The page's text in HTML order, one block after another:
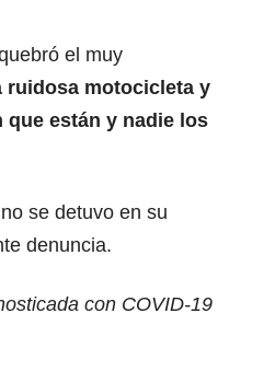
el muy
ruidosa motocicleta y
que están y nadie los
se detuvo en su
denuncia.
con COVID-19